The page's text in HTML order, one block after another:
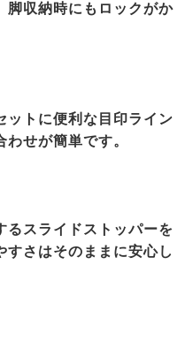
脚収納時にもロックがか
ットに便利な目印ライン
せが簡単です。
るスライドストッパーを
すさはそのままに安心し